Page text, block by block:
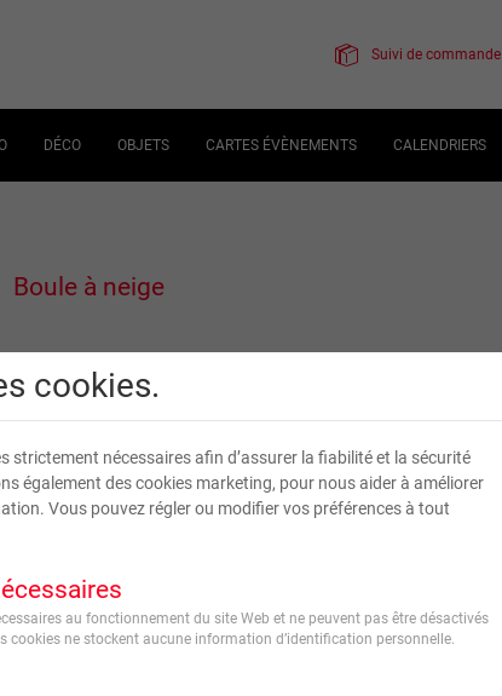
cookies.
strictement nécessaires afin d’assurer la fiabilité et la sécurité
également des cookies marketing, pour nous aider à améliorer
Vous pouvez régler ou modifier vos préférences à tout
au fonctionnement du site Web et ne peuvent pas être désactivés
cookies ne stockent aucune information d’identification personnelle.
Suivi de commande
DÉCO OBJETS CARTES ÉVÈNEMENTS CALENDRIERS
Boule à neige
Livraison en7 jour(s) ouvré(s)